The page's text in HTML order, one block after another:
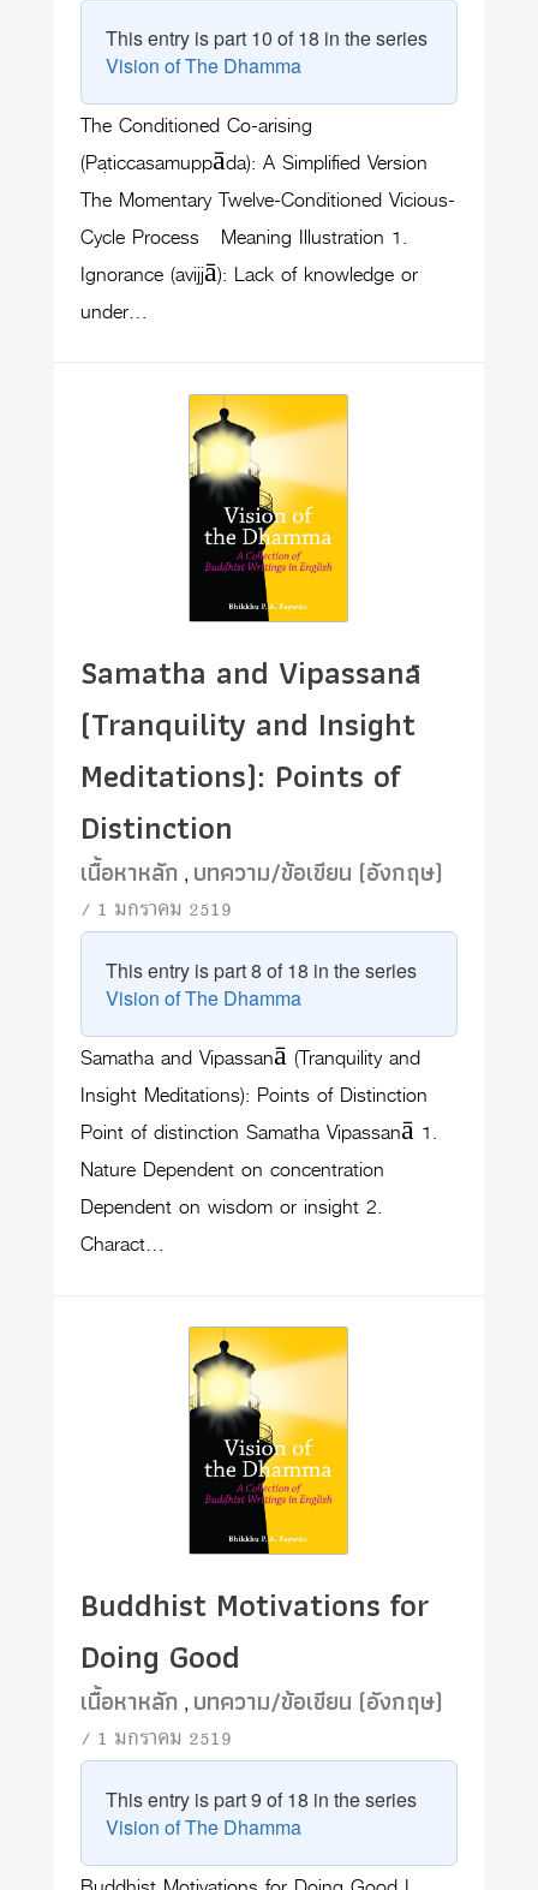
This entry is part 10 of 18 in the series
Vision of The Dhamma
The Conditioned Co-arising
(Paṭiccasamuppāda): A Simplified Version
The Momentary Twelve-Conditioned Vicious-
Cycle Process Meaning Illustration 1.
Ignorance (avijjā): Lack of knowledge or
under…
Samatha and Vipassanā
(Tranquility and Insight
Meditations): Points of
Distinction
เนื้อหาหลัก , บทความ/ข้อเขียน (อังกฤษ)
/ 1 มกราคม 2519
This entry is part 8 of 18 in the series
Vision of The Dhamma
Samatha and Vipassanā (Tranquility and
Insight Meditations): Points of Distinction
Point of distinction Samatha Vipassanā 1.
Nature Dependent on concentration
Dependent on wisdom or insight 2.
Charact…
Buddhist Motivations for
Doing Good
เนื้อหาหลัก , บทความ/ข้อเขียน (อังกฤษ)
/ 1 มกราคม 2519
This entry is part 9 of 18 in the series
Vision of The Dhamma